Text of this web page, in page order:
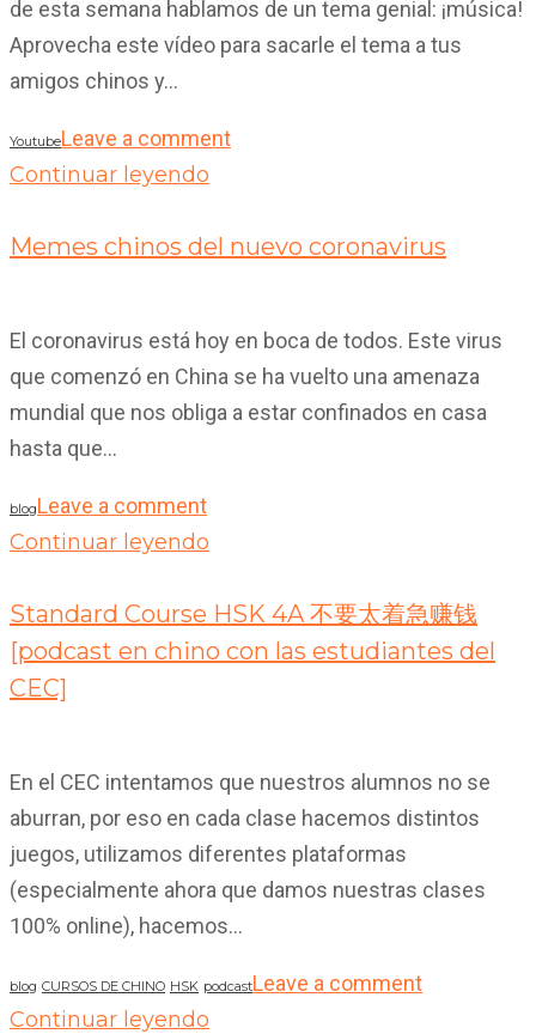
de esta semana hablamos de un tema genial: ¡música!
Aprovecha este vídeo para sacarle el tema a tus
amigos chinos y...
YoutubeLeave a comment
Continuar leyendo
Memes chinos del nuevo coronavirus
El coronavirus está hoy en boca de todos. Este virus
que comenzó en China se ha vuelto una amenaza
mundial que nos obliga a estar confinados en casa
hasta que...
blogLeave a comment
Continuar leyendo
Standard Course HSK 4A 不要太着急赚钱
[podcast en chino con las estudiantes del
CEC]
En el CEC intentamos que nuestros alumnos no se
aburran, por eso en cada clase hacemos distintos
juegos, utilizamos diferentes plataformas
(especialmente ahora que damos nuestras clases
100% online), hacemos...
blog CURSOS DE CHINO HSK podcastLeave a comment
Continuar leyendo